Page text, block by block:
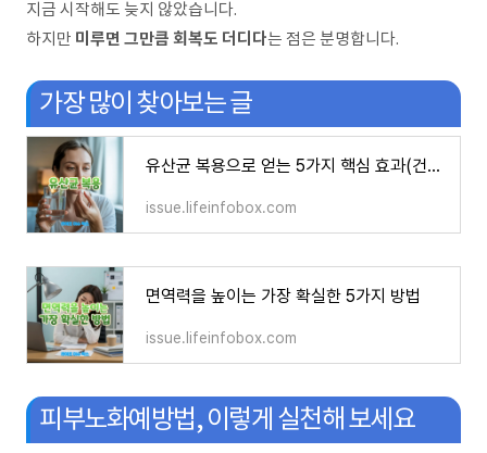
지금 시작해도 늦지 않았습니다.
하지만 미루면 그만큼 회복도 더디다는 점은 분명합니다.
가장 많이 찾아보는 글
유산균 복용으로 얻는 5가지 핵심 효과(건강 개선 목적)
issue.lifeinfobox.com
면역력을 높이는 가장 확실한 5가지 방법
issue.lifeinfobox.com
피부노화예방법, 이렇게 실천해 보세요